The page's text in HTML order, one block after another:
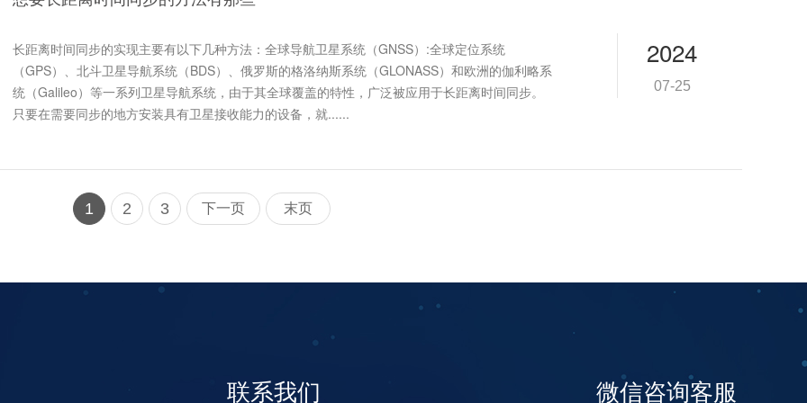
2024
07-25
长距离时间同步的实现主要有以下几种方法：全球导航卫星系统（GNSS）:全球定位系统
（GPS）、北斗卫星导航系统（BDS）、俄罗斯的格洛纳斯系统（GLONASS）和欧洲的伽利略系
统（Galileo）等一系列卫星导航系统，由于其全球覆盖的特性，广泛被应用于长距离时间同步。
只要在需要同步的地方安装具有卫星接收能力的设备，就......
1 2 3 下一页 末页
联系我们 微信咨询客服